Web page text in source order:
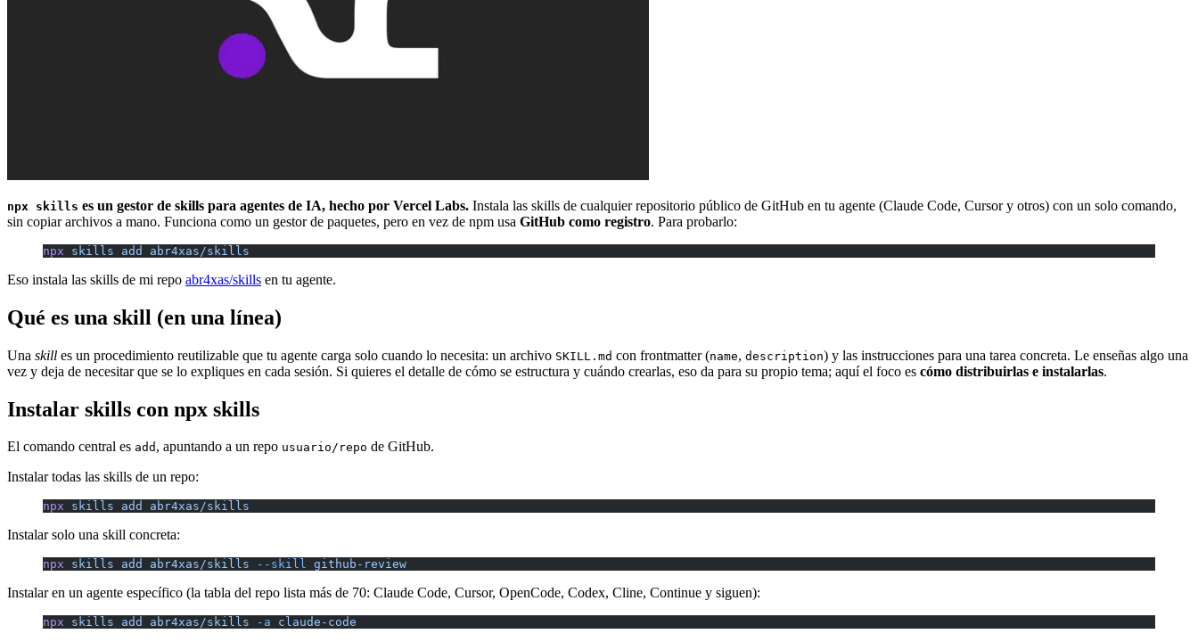
npx skills es un gestor de skills para agentes de IA, hecho por Vercel Labs. Instala las skills de cualquier repositorio público de GitHub en tu agente (Claude Code, Cursor y otros) con un solo comando,
sin copiar archivos a mano. Funciona como un gestor de paquetes, pero en vez de npm usa GitHub como registro. Para probarlo:
npx skills add abr4xas/skills
Eso instala las skills de mi repo abr4xas/skills en tu agente.
Qué es una skill (en una línea)
Una skill es un procedimiento reutilizable que tu agente carga solo cuando lo necesita: un archivo SKILL.md con frontmatter (name, description) y las instrucciones para una tarea concreta. Le enseñas algo una
vez y deja de necesitar que se lo expliques en cada sesión. Si quieres el detalle de cómo se estructura y cuándo crearlas, eso da para su propio tema; aquí el foco es cómo distribuirlas e instalarlas.
Instalar skills con npx skills
El comando central es add , apuntando a un repo usuario/repo de GitHub.
Instalar todas las skills de un repo:
npx skills add abr4xas/skills
Instalar solo una skill concreta:
npx skills add abr4xas/skills --skill github-review
Instalar en un agente específico (la tabla del repo lista más de 70: Claude Code, Cursor, OpenCode, Codex, Cline, Continue y siguen):
npx skills add abr4xas/skills -a claude-code